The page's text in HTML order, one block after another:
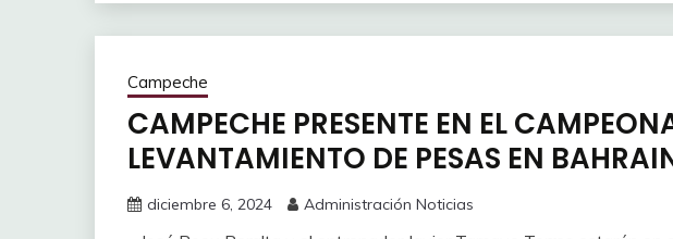
Campeche
CAMPECHE PRESENTE EN EL
LEVANTAMIENTO DE PESAS EN
diciembre 6, 2024 Administración Noticias